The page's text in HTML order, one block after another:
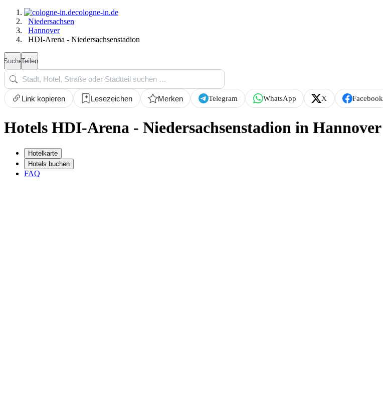
cologne-in.de
Niedersachsen
Hannover
HDI-Arena - Niedersachsenstadion
SucheTeilen
Link kopieren Lesezeichen Merken Telegram WhatsApp X Facebook
Hotels HDI-Arena - Niedersachsenstadion in Hannover
Hotelkarte
Hotels buchen
FAQ